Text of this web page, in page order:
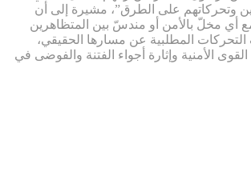
وتحركاتهم على الطرق”، مشيرة إلى أن
أي مخلّ بالأمن أو مندسّ بين المتظاهرين
المطلبية عن مسارها الحقيقي،
الأمنية وإثارة أجواء الفتنة والفوضى في